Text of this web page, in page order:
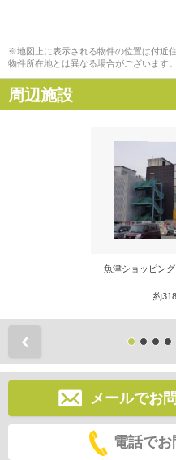
※地図上に表示される物件の位置は付近
物件所在地とは異なる場合がございます。
周辺施設
魚津ショッピン
約
メールでお
電話で